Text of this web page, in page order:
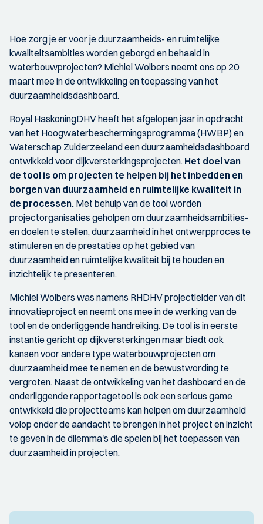
Hoe zorg je er voor je duurzaamheids- en ruimtelijke
kwaliteitsambities worden geborgd en behaald in
waterbouwprojecten? Michiel Wolbers neemt ons op 20
maart mee in de ontwikkeling en toepassing van het
duurzaamheidsdashboard.
Royal HaskoningDHV heeft het afgelopen jaar in opdracht
van het Hoogwaterbeschermingsprogramma (HWBP) en
Waterschap Zuiderzeeland een duurzaamheidsdashboard
ontwikkeld voor dijkversterkingsprojecten. Het doel van
de tool is om projecten te helpen bij het inbedden en
borgen van duurzaamheid en ruimtelijke kwaliteit in
de processen. Met behulp van de tool worden
projectorganisaties geholpen om duurzaamheidsambities-
en doelen te stellen, duurzaamheid in het ontwerpproces te
stimuleren en de prestaties op het gebied van
duurzaamheid en ruimtelijke kwaliteit bij te houden en
inzichtelijk te presenteren.
Michiel Wolbers was namens RHDHV projectleider van dit
innovatieproject en neemt ons mee in de werking van de
tool en de onderliggende handreiking. De tool is in eerste
instantie gericht op dijkversterkingen maar biedt ook
kansen voor andere type waterbouwprojecten om
duurzaamheid mee te nemen en de bewustwording te
vergroten. Naast de ontwikkeling van het dashboard en de
onderliggende rapportagetool is ook een serious game
ontwikkeld die projectteams kan helpen om duurzaamheid
volop onder de aandacht te brengen in het project en inzicht
te geven in de dilemma's die spelen bij het toepassen van
duurzaamheid in projecten.